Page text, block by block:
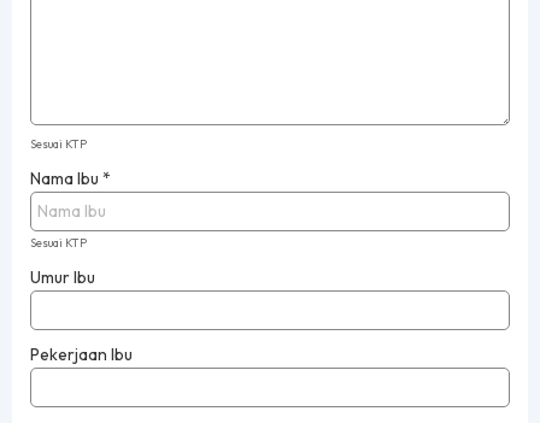
Sesuai KTP
Nama Ibu *
Sesuai KTP
Umur Ibu
Pekerjaan Ibu